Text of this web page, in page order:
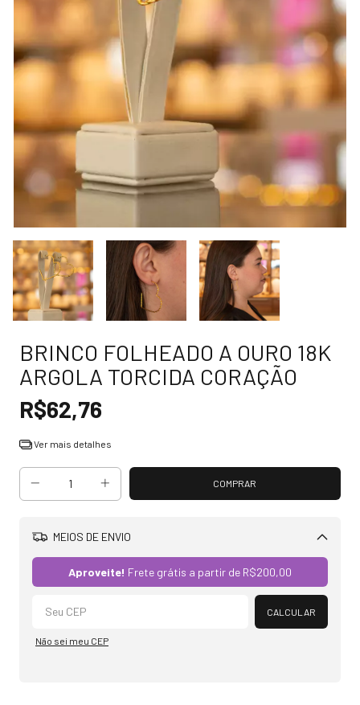
BRINCO FOLHEADO A OURO 18K
ARGOLA TORCIDA CORAÇÃO
R$62,76
Ver mais detalhes
MEIOS DE ENVIO
Aproveite! Frete grátis a partir de R$200,00
CALCULAR
Não sei meu CEP